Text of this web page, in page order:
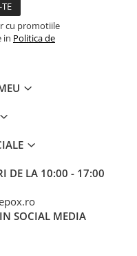
cu promotiile
in Politica de
DE LA 10:00 - 17:00
SOCIAL MEDIA